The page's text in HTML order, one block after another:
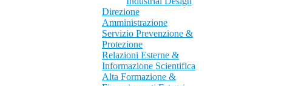
Direzione
Amministrazione
Servizio Prevenzione &
Protezione
Relazioni Esterne &
Informazione Scientifica
Alta Formazione &